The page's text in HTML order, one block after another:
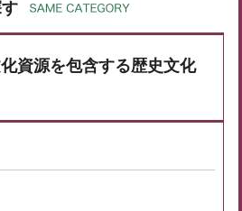
資源を包含する歴史文化